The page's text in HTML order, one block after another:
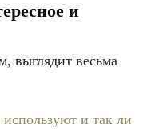
и
выглядит весьма